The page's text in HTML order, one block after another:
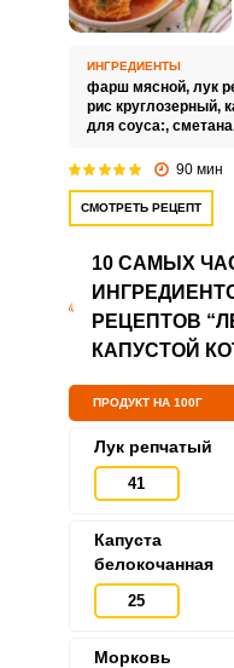
ИНГРЕДИЕНТЫ
фарш мясной, лук
рис круглозерный,
для соуса:,
90 мин
СМОТРЕТЬ РЕЦЕПТ
10 САМЫХ
РЕЦЕПТОВ
КАПУСТОЙ
ПРОДУКТ НА 100Г
Лук репчатый
41
Капуста
белокочанная
25
Морковь